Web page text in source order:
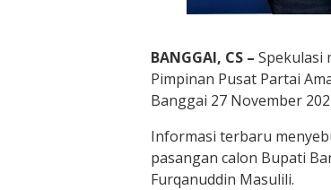
BANGGAI, CS – Spekulasi
Pimpinan Pusat Partai
Banggai 27 November
Informasi terbaru
pasangan calon Bupati
Furqanuddin Masulili.